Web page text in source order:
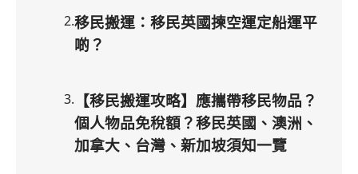
2.移民搬運：移民英國揀空運定船運平
啲？
3.
【移民搬運攻略】應攜帶移民物品？
個人物品免稅額？移民英國、澳洲、
加拿大、台灣、新加坡須知一覽